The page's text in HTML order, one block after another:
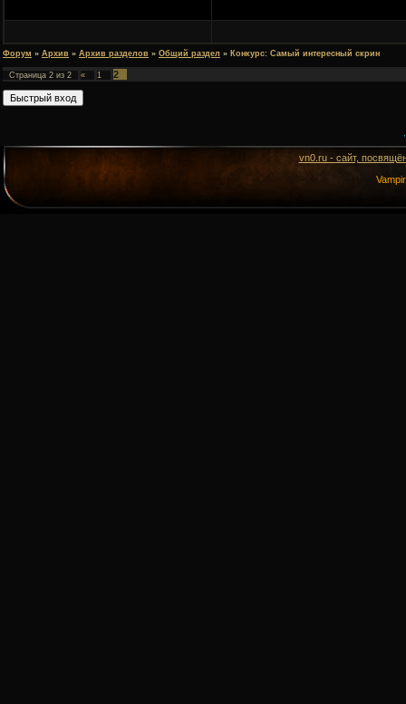
Форум » Архив » Архив разделов » Общий раздел » Конкурс: Самый интересный скрин
Страница 2 из 2 « 1 2
vn0.ru - сайт,